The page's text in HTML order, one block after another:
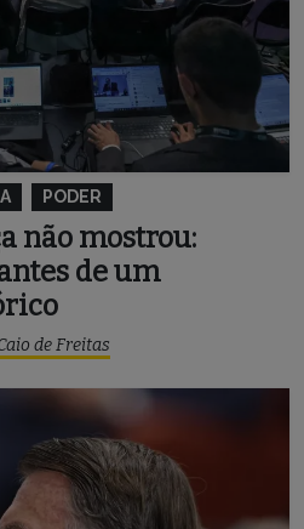
PODER
não mostrou:
de um
de Freitas